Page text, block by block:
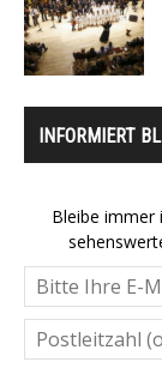
INFORMIERT
Bleibe immer